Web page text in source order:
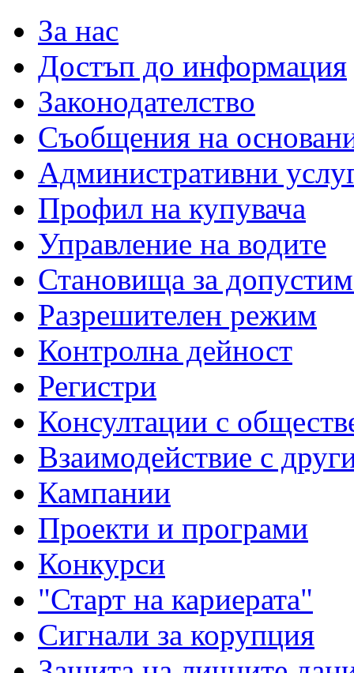
За нас
Достъп до информация
Законодателство
Съобщения на
Административни
Профил на купувача
Управление на водите
Становища за
Разрешителен режим
Контролна дейност
Регистри
Консултации с
Взаимодействие с
Кампании
Проекти и програми
Конкурси
"Старт на кариерата"
Сигнали за корупция